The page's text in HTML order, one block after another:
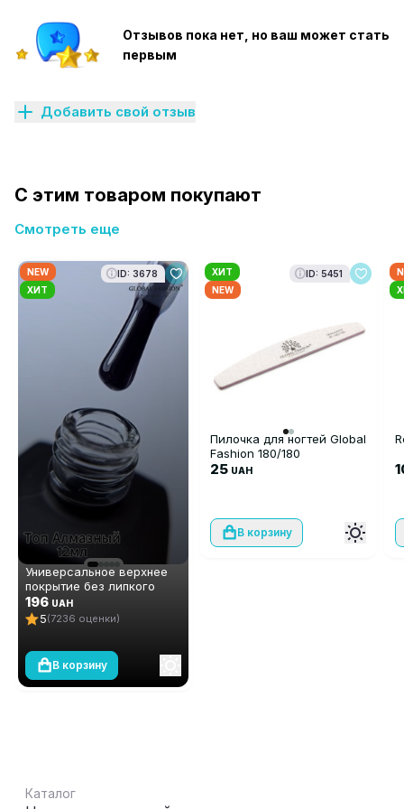
Отзывов пока нет, но ваш может стать
первым
Добавить свой отзыв
С этим товаром покупают
Смотреть еще
NEW
ХИТ
ID: 3678
Универсальное верхнее
покрытие без липкого
слоя (топ/финиш) Global
Fashion TOP-Алмазный, 12
мл
196 UAH
5(7236 оценки)
В корзину
ХИТ
NEW
ID: 5451
Пилочка для ногтей Global
Fashion 180/180
25 UAH
В корзину
Каталог